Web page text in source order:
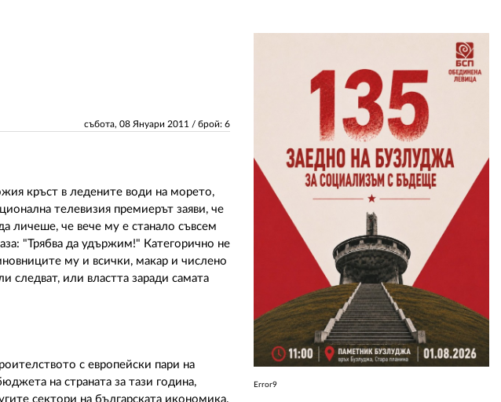
събота, 08 Януари 2011 / брой: 6
кръст в ледените води на морето,
телевизия премиерът заяви, че
личеше, че вече му е станало съвсем
"Трябва да удържим!" Категорично не
му и всички, макар и числено
следват, или властта заради самата
с европейски пари на
на страната за тази година,
сектори на българската икономика.
Error9
АВТОРИ
РЕДАКЦИЯ
РЕКЛАМА
АБОНАМЕНТ
УСЛОВИЯ ЗА ПОЛЗВАНЕ
ПОЛИТИКА ЗА БИСКВИТКИТЕ
ПОЛИТИКАТА ЗА